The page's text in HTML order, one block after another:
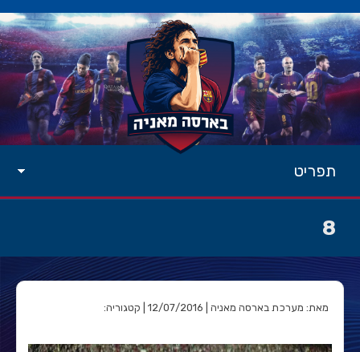
תפריט
8
מאת: מערכת בארסה מאניה | 12/07/2016 | קטגוריה: